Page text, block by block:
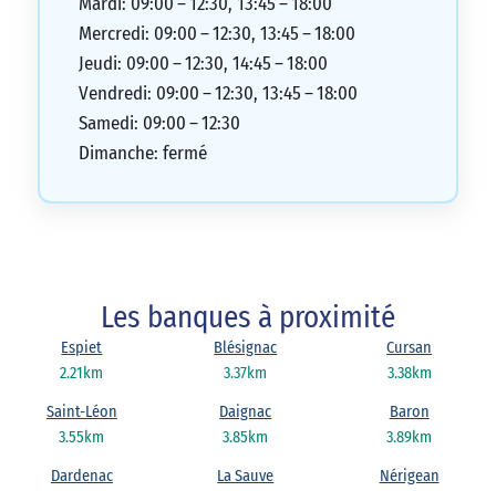
Mercredi: 09:00 – 12:30, 13:45 – 18:00
Jeudi: 09:00 – 12:30, 14:45 – 18:00
Vendredi: 09:00 – 12:30, 13:45 – 18:00
Samedi: 09:00 – 12:30
Dimanche: fermé
Les banques à proximité
2.21km
Espiet
3.37km
Blésignac
3.38km
Cursan
3.55km
Saint-Léon
3.85km
Daignac
3.89km
Baron
Dardenac
La Sauve
Nérigean